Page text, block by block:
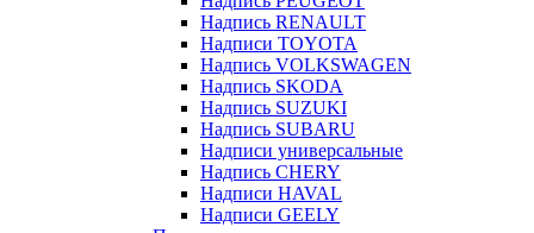
Надпись RENAULT
Надписи TOYOTA
Надпись VOLKSWAGEN
Надпись SKODA
Надпись SUZUKI
Надпись SUBARU
Надписи универсальные
Надпись CHERY
Надписи HAVAL
Надписи GEELY